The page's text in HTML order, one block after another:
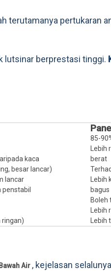
terutamanya pertukaran
lutsinar berprestasi tinggi.
85-
Lebih
kaca
berat
besar lancar)
Terhad
lancar
bagus
Boleh
Lebih
ringan) Lebih
Air , kejelasan